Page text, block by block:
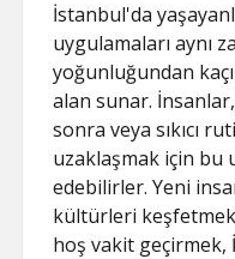
İstanbul'da
uygulamaları aynı
yoğunluğundan
alan sunar.
sonra veya sıkıcı
uzaklaşmak için bu
edebilirler. Yeni
kültürleri
hoş vakit geçirmek,